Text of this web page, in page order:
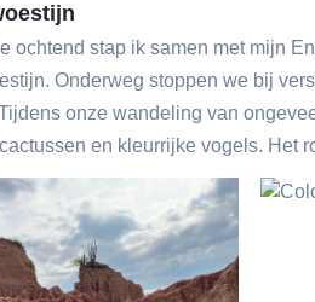
ochtend stap ik samen met mijn
Onderweg stoppen we bij
onze wandeling van
en kleurrijke vogels. Het